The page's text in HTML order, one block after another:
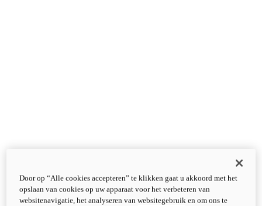
Door op “Alle cookies accepteren” te klikken gaat u akkoord met het
opslaan van cookies op uw apparaat voor het verbeteren van
websitenavigatie, het analyseren van websitegebruik en om ons te